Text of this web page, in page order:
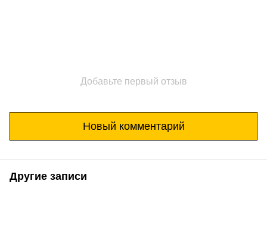
Добавьте первый отзыв
Новый комментарий
Другие записи